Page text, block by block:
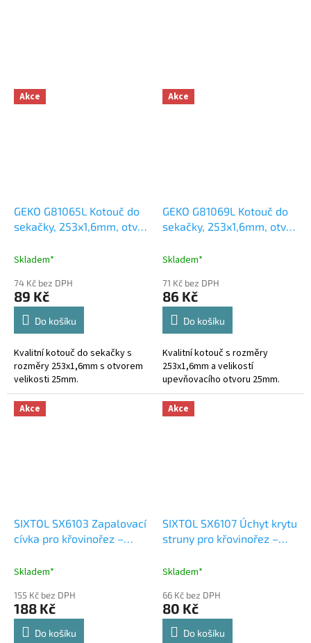
Akce
GEKO G81065L Kotouč do
sekačky, 253x1,6mm, otvor
Skladem*
74 Kč bez DPH
89 Kč
Do košíku
Kvalitní kotouč do sekačky s
rozměry 253x1,6mm s otvorem
velikosti 25mm.
Akce
GEKO G81069L Kotouč do
sekačky, 253x1,6mm, otvor
Skladem*
71 Kč bez DPH
86 Kč
Do košíku
Kvalitní kotouč s rozměry
253x1,6mm a velikostí
upevňovacího otvoru 25mm.
Akce
SIXTOL SX6103 Zapalovací
cívka pro křovinořez –
Skladem*
155 Kč bez DPH
188 Kč
Do košíku
Akce
SIXTOL SX6107 Úchyt krytu
struny pro křovinořez –
Skladem*
66 Kč bez DPH
80 Kč
Do košíku